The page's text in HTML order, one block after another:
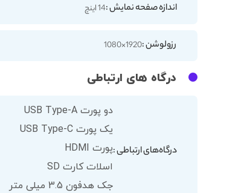
اندازه صفحه نمایش :14 اینچ
رزولوشن :1920×1080
درگاه های ارتباطی
درگاه‌های ارتباطی :
دو پورت USB Type-A
یک پورت USB Type-C
پورت HDMI
اسلات کارت SD
جک هدفون 3.5 میلی متر